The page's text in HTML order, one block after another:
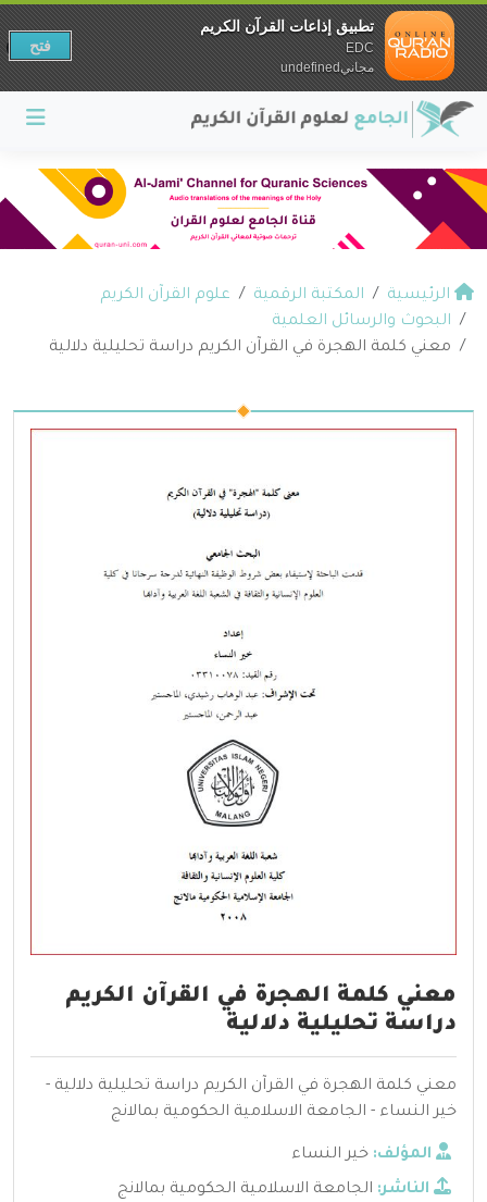
الرئيسية المكتبة الرقمية
علوم القرآن الكريم
البحوث والرسائل العلمية
معني كلمة الهجرة في القرآن الكريم دراسة تحليلية دلالية
معني كلمة الهجرة في القرآن الكريم
دراسة تحليلية دلالية
معني كلمة الهجرة في القرآن الكريم دراسة تحليلية دلالية -
خير النساء - الجامعة الاسلامية الحكومية بمالانج
المؤلف: خير النساء
الناشر: الجامعة الاسلامية الحكومية بمالانج
تطبيق إذاعات القرآن الكريم
EDC
مجانيundefined
فتح